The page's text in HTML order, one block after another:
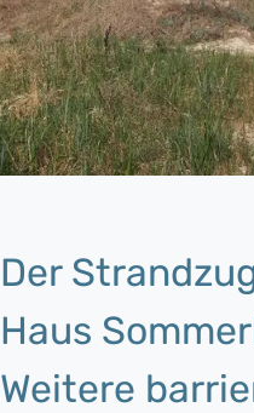
Der
Haus
Weitere